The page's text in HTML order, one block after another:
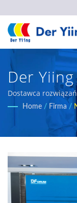
Der
Dostawca
PlasticHome / Firma /